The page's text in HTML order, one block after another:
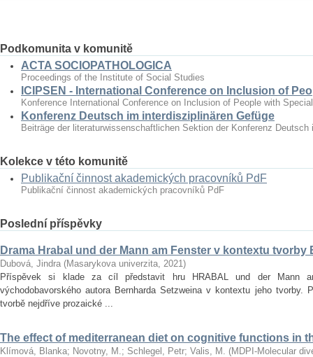
Podkomunita v komunitě
ACTA SOCIOPATHOLOGICA
Proceedings of the Institute of Social Studies
ICIPSEN - International Conference on Inclusion of
Konference International Conference on Inclusion of People with
Konferenz Deutsch im interdisziplinären Gefüge
Beiträge der literaturwissenschaftlichen Sektion der Konferenz
Kolekce v této komunitě
Publikační činnost akademických pracovníků PdF
Publikační činnost akademických pracovníků PdF
Poslední příspěvky
Drama Hrabal und der Mann am Fenster v kontextu tvorby
Dubová, Jindra (Masarykova univerzita, 2021)
Příspěvek si klade za cíl představit hru HRABAL und der Mann
východobavorského autora Bernharda Setzweina v kontextu jeho tvorby.
tvorbě nejdříve prozaické ...
The effect of mediterranean diet on cognitive functions in
Klímová, Blanka; Novotny, M.; Schlegel, Petr; Valis, M. (MDPI-Molecular